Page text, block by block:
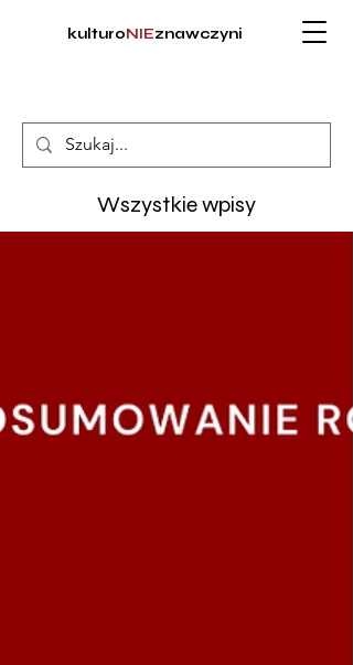
kulturoNIEznawczyni
Wszystkie wpisy